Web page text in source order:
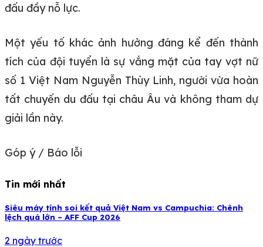
đấu đầy nỗ lực.
Một yếu tố khác ảnh hưởng đáng kể đến thành
tích của đội tuyển là sự vắng mặt của tay vợt nữ
số 1 Việt Nam Nguyễn Thùy Linh, người vừa hoàn
tất chuyến du đấu tại châu Âu và không tham dự
giải lần này.
Góp ý / Báo lỗi
Tin mới nhất
Siêu máy tính soi kết quả Việt Nam vs Campuchia: Chênh
lệch quá lớn – AFF Cup 2026
2 ngày trước